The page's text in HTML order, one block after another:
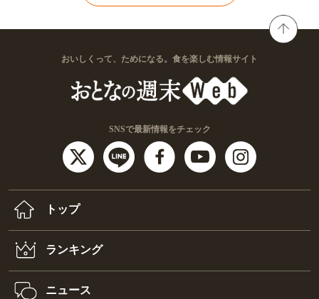
おいしくって、ためになる。食を楽しむ情報サイト
SNSで最新情報をチェック
トップ
ランキング
ニュース